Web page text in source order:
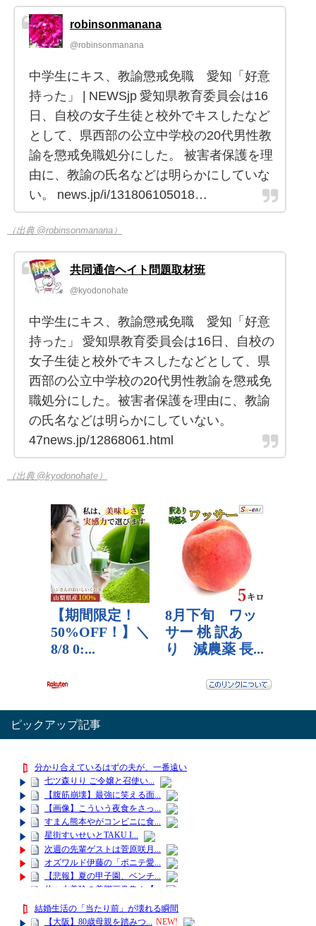
robinsonmanana
@robinsonmanana
中学生にキス、教諭懲戒免職 愛知「好意
持った」 | NEWSjp 愛知県教育委員会は16
日、自校の女子生徒と校外でキスしたなど
として、県西部の公立中学校の20代男性教
諭を懲戒免職処分にした。 被害者保護を理
由に、教諭の氏名などは明らかにしていな
い。 news.jp/i/131806105018…
（出典 @robinsonmanana）
共同通信ヘイト問題取材班
@kyodonohate
中学生にキス、教諭懲戒免職 愛知「好意
持った」 愛知県教育委員会は16日、自校の
女子生徒と校外でキスしたなどとして、県
西部の公立中学校の20代男性教諭を懲戒免
職処分にした。被害者保護を理由に、教諭
の氏名などは明らかにしていない。
47news.jp/12868061.html
（出典 @kyodonohate）
ピックアップ記事